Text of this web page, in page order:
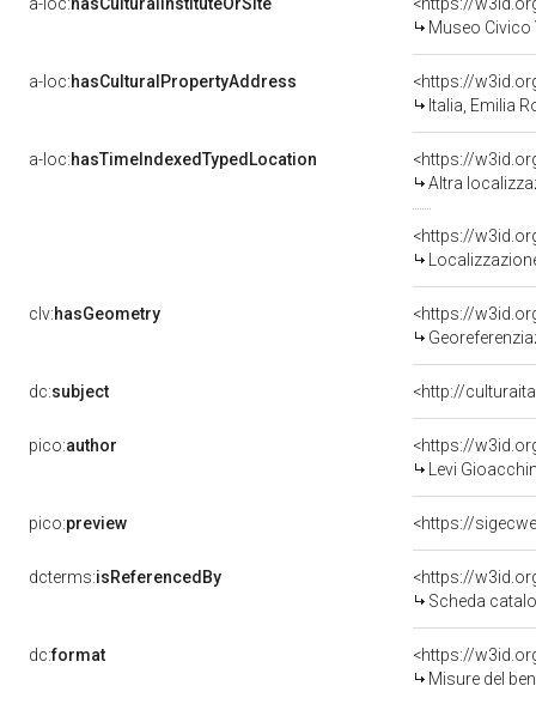
Museo Civico
a-loc:hasCulturalPropertyAddress
<https://
Italia, Emilia
a-loc:hasTimeIndexedTypedLocation
<https://
Altra
<https://
clv:hasGeometry
<https://
dc:subject <http://
pico:author
<https://
Levi
pico:preview <https://
dcterms:isReferencedBy
<https://
Scheda
dc:format
<https://
Misure del